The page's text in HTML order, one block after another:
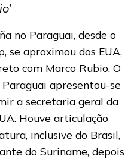
no Paraguai, desde o
se aproximou dos EUA,
com Marco Rubio. O
apresentou-se
a secretaria geral da
Houve articulação
inclusive do Brasil,
do Suriname, depois